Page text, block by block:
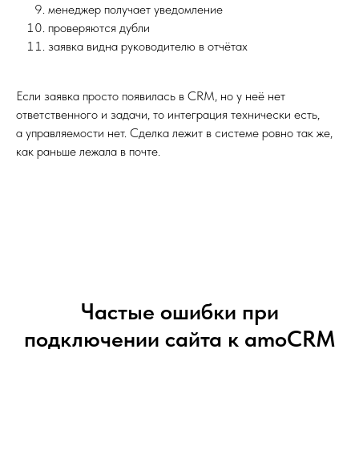
менеджер получает уведомление
проверяются дубли
заявка видна руководителю в отчётах
Если заявка просто появилась в CRM, но у неё нет
ответственного и задачи, то интеграция технически есть,
а управляемости нет. Сделка лежит в системе ровно так же,
как раньше лежала в почте.
Частые ошибки при
подключении сайта к amoCRM